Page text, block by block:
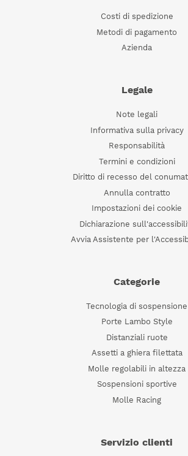
Costi di spedizione
Metodi di pagamento
Azienda
Legale
Note legali
Informativa sulla privacy
Responsabilità
Termini e condizioni
Diritto di recesso del
Annulla contratto
Impostazioni dei cookie
Dichiarazione
Avvia Assistente per
Categorie
Tecnologia di sospensione
Porte Lambo Style
Distanziali ruote
Assetti a ghiera filettata
Molle regolabili in altezza
Sospensioni sportive
Molle Racing
Servizio clienti